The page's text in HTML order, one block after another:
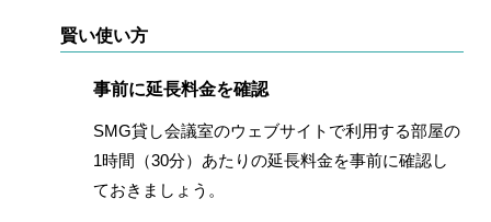
賢い使い方
事前に延長料金を確認
SMG貸し会議室のウェブサイトで利用する部屋の
1時間（30分）あたりの延長料金を事前に確認し
ておきましょう。